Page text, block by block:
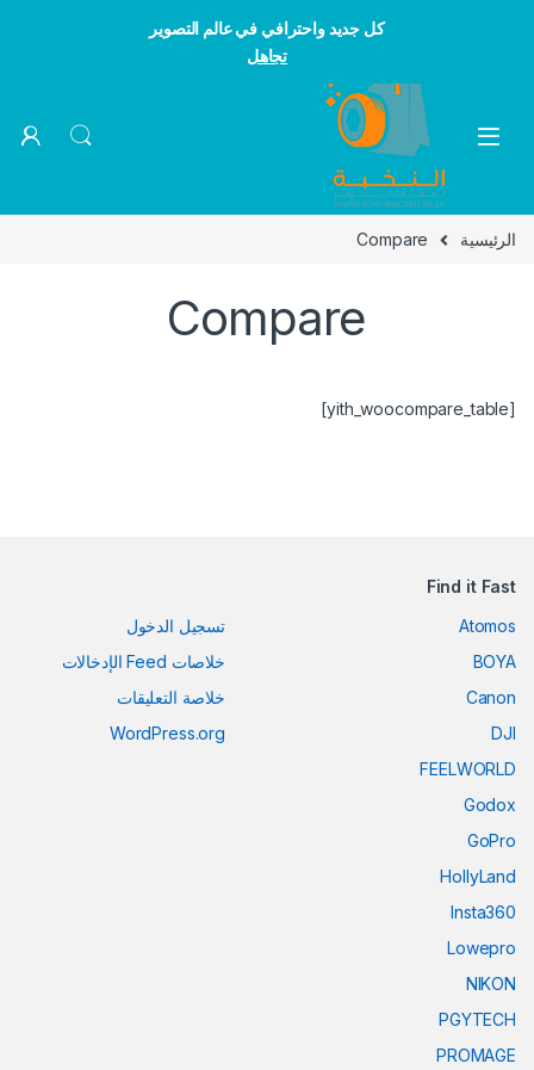
كل جديد واحترافي في عالم التصوير
تجاهل
الرئيسية Compare
Compare
[yith_woocompare_table]
Find it Fast
Atomos
BOYA
Canon
DJI
FEELWORLD
Godox
GoPro
HollyLand
Insta360
Lowepro
NIKON
PGYTECH
PROMAGE
تسجيل الدخول
خلاصات Feed الإدخالات
خلاصة التعليقات
WordPress.org